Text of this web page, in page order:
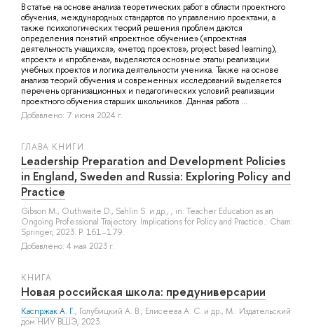
В статье на основе анализа теоретических работ в области проектного
обучения, международных стандартов по управлению проектами, а
также психологических теорий решения проблем даются
определения понятий «проектное обучение» («проектная
деятельность учащихся», «метод проектов», project based learning),
«проект» и «проблема», выделяются основные этапы реализации
учебных проектов и логика деятельности ученика. Также на основе
анализа теорий обучения и современных исследований выделяется
перечень организационных и педагогических условий реализации
проектного обучения старших школьников. Данная работа ...
Добавлено: 7 июня 2024 г.
ГЛАВА КНИГИ
Leadership Preparation and Development Policies
in England, Sweden and Russia: Exploring Policy and
Practice
Gibson M., Outhwaite D., Sahlin S. и др., , in: Teacher Education as an
Ongoing Professional Trajectory. Implications for Policy and Practice.: Cham:
Springer, 2023. P. 161–179.
Добавлено: 4 мая 2023 г.
КНИГА
Новая российская школа: предуниверсарии
Каспржак А. Г., Голубицкий А. В., Елисеева А. С. и др., М.: Издательский
дом НИУ ВШЭ, 2023.